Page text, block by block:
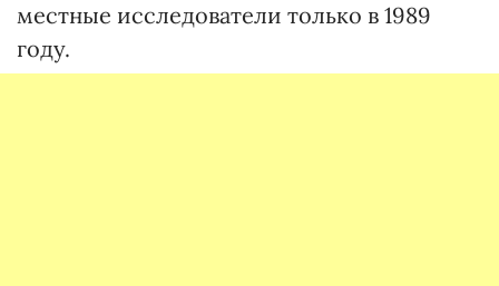
местные исследователи только в 1989
году.